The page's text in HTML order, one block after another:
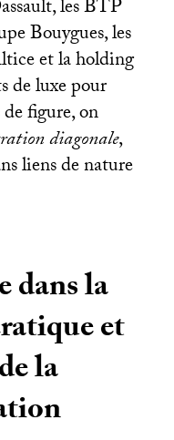
lesBTP
Bouygues, les
et la holding
de luxe pour
figure, on
diagonale,
liens de nature
dans la
et
la